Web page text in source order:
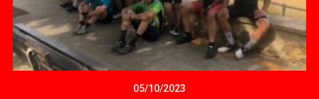
05/10/2023